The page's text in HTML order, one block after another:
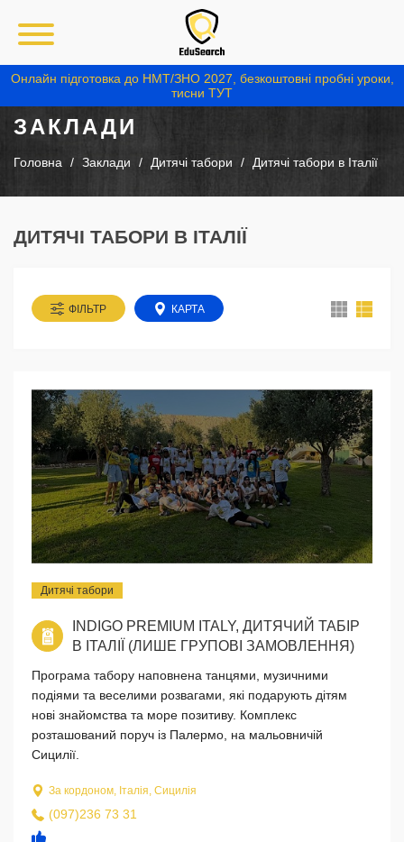
Онлайн підготовка до НМТ/ЗНО 2027, безкоштовні пробні уроки,
тисни ТУТ
ЗАКЛАДИ
Головна Заклади Дитячі табори Дитячі табори в Італії
ДИТЯЧІ ТАБОРИ В ІТАЛІЇ
ФІЛЬТР КАРТА
Дитячі табори
INDIGO PREMIUM ITALY, ДИТЯЧИЙ ТАБІР
В ІТАЛІЇ (ЛИШЕ ГРУПОВІ ЗАМОВЛЕННЯ)
Програма табору наповнена танцями, музичними
подіями та веселими розвагами, які подарують дітям
нові знайомства та море позитиву. Комплекс
розташований поруч із Палермо, на мальовничій
Сицилії.
За кордоном, Італія, Сицилія
(097)236 73 31